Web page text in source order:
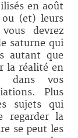
en août
(et) leurs
devrez
saturne qui
autant que
la réalité en
dans vos
Plus
sujets qui
regarder la
se peut les